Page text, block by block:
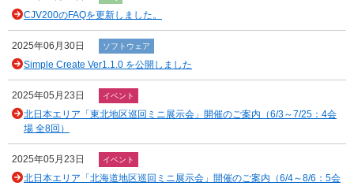
CJV200のFAQを更新しました。
2025年06月30日 ソフトウェア
Simple Create Ver1.1.0 を公開しました
2025年05月23日 イベント
北日本エリア「東北地区巡回ミニ展示会」開催のご案内（6/3～7/25：4会
場 全8回）
2025年05月23日 イベント
北日本エリア「北海道地区巡回ミニ展示会」開催のご案内（6/4～8/6：5会